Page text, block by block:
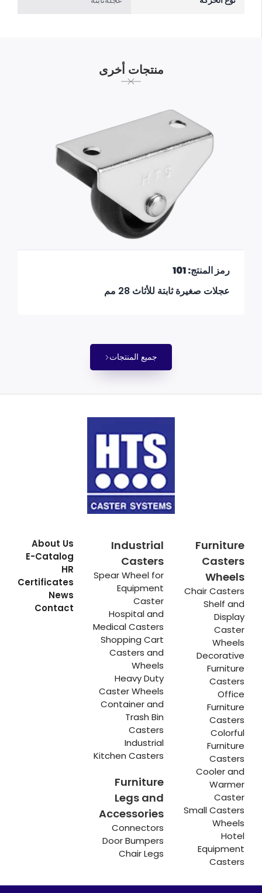
منتجات أخرى
رمز المنتج: 101
عجلات صغيرة ثابتة للأثاث 28 مم
جميع المنتجات
Furniture
Casters
Wheels
Chair Casters
Shelf and
Display
Caster
Wheels
Decorative
Furniture
Casters
Office
Furniture
Casters
Colorful
Furniture
Casters
Cooler and
Warmer
Caster
Small Casters
Wheels
Hotel
Equipment
Casters
Industrial
Casters
Spear Wheel for
Equipment
Caster
Hospital and
Medical Casters
Shopping Cart
Casters and
Wheels
Heavy Duty
Caster Wheels
Container and
Trash Bin
Casters
Industrial
Kitchen Casters
Furniture
Legs and
Accessories
Connectors
Door Bumpers
Chair Legs
About Us
E-Catalog
HR
Certificates
News
Contact